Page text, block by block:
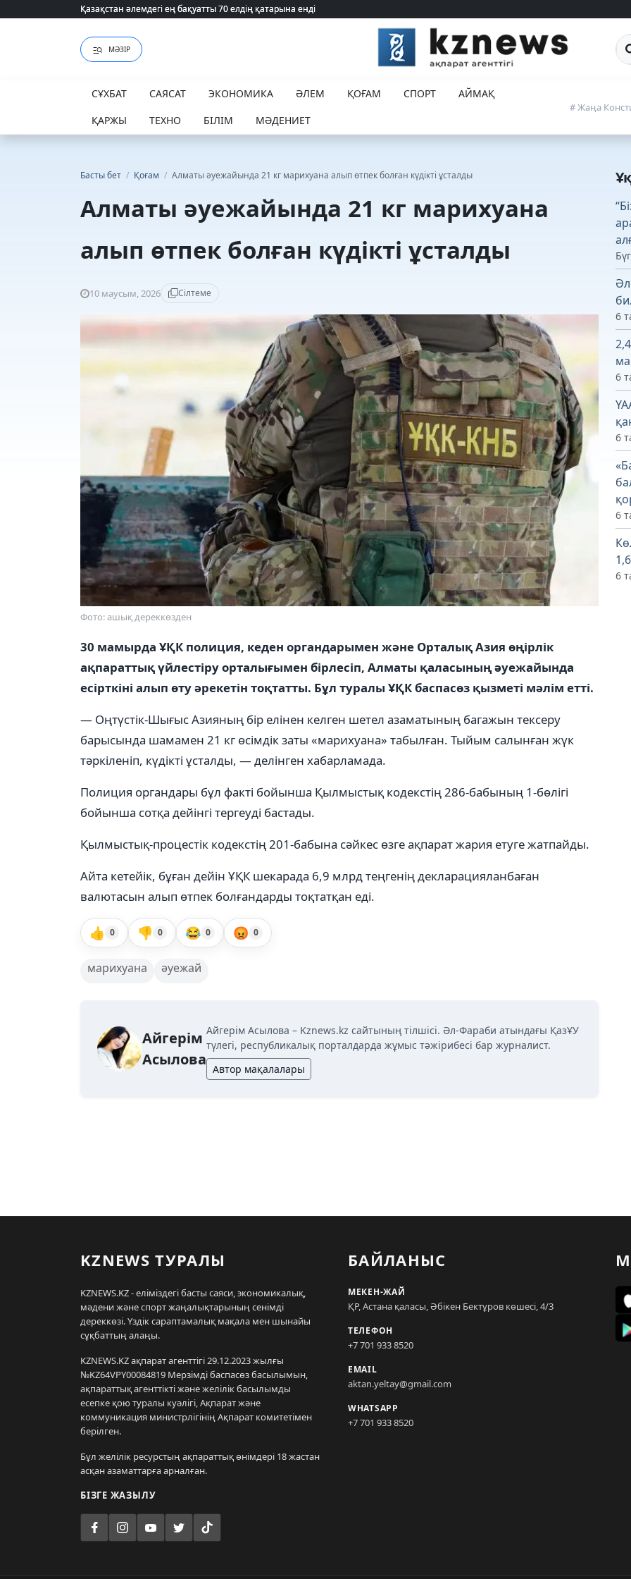
Қазақстан әлемдегі ең бақуатты 70 елдің қатарына енді
Қазақстан әлемдегі ең бақуатты 70 елдің қатарына енді
МӘЗІР
СҰХБАТ САЯСАТ ЭКОНОМИКА ӘЛЕМ ҚОҒАМ СПОРТ
АЙМАҚ
ҚАРЖЫ
ТЕХНО БІЛІМ МӘДЕНИЕТ
# Жаңа
Басты бет / Қоғам / Алматы әуежайында 21 кг марихуана алып өтпек болған күдікті ұсталды
Алматы әуежайында 21 кг марихуана
алып өтпек болған күдікті ұсталды
10 маусым, 2026 Сілтеме
Фото: ашық дереккөзден
30 мамырда ҰҚК полиция, кеден органдарымен және Орталық Азия өңірлік
ақпараттық үйлестіру орталығымен бірлесіп, Алматы қаласының әуежайында
есірткіні алып өту әрекетін тоқтатты. Бұл туралы ҰҚК баспасөз қызметі мәлім етті.
— Оңтүстік-Шығыс Азияның бір елінен келген шетел азаматының багажын тексеру
барысында шамамен 21 кг өсімдік заты «марихуана» табылған. Тыйым салынған жүк
тәркіленіп, күдікті ұсталды, — делінген хабарламада.
Полиция органдары бұл факті бойынша Қылмыстық кодекстің 286-бабының 1-бөлігі
бойынша сотқа дейінгі тергеуді бастады.
Қылмыстық-процестік кодекстің 201-бабына сәйкес өзге ақпарат жария етуге жатпайды.
Айта кетейік, бұған дейін ҰҚК шекарада 6,9 млрд теңгенің декларацияланбаған
валютасын алып өтпек болғандарды тоқтатқан еді.
👍 0 👎 0 😂 0 😡 0
марихуана әуежай
Айгерім
Асылова
Айгерім Асылова – Kznews.kz сайтының тілшісі. Әл-Фараби атындағы ҚазҰУ
түлегі, республикалық порталдарда жұмыс тәжірибесі бар журналист.
Автор мақалалары
6
6
6
6
6
KZNEWS ТУРАЛЫ
KZNEWS.KZ - еліміздегі басты саяси, экономикалық,
мәдени және спорт жаңалықтарының сенімді
дереккөзі. Үздік сараптамалық мақала мен шынайы
сұқбаттың алаңы.
KZNEWS.KZ ақпарат агенттігі 29.12.2023 жылғы
№KZ64VPY00084819 Мерзімді баспасөз басылымын,
ақпараттық агенттікті және желілік басылымды
есепке қою туралы куәлігі, Ақпарат және
коммуникация министрлігінің Ақпарат комитетімен
берілген.
Бұл желілік ресурстың ақпараттық өнімдері 18 жастан
асқан азаматтарға арналған.
БІЗГЕ ЖАЗЫЛУ
БАЙЛАНЫС
МЕКЕН-ЖАЙ
ҚР, Астана қаласы, Әбікен Бектұров көшесі, 4/3
ТЕЛЕФОН
+7 701 933 8520
EMAIL
aktan.yeltay@gmail.com
WHATSAPP
+7 701 933 8520